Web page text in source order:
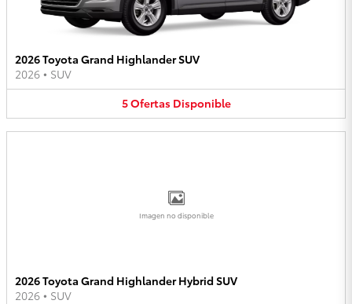
2026 Toyota Grand Highlander SUV
2026 • SUV
5Ofertas Disponible
Imagen no disponible
2026 Toyota Grand Highlander Hybrid SUV
2026 • SUV